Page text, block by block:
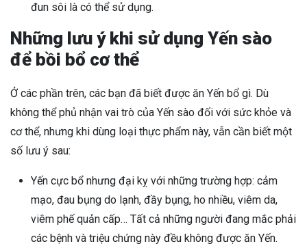
đun sôi là có thể sử dụng.
Những lưu ý khi sử dụng Yến sào
để bồi bổ cơ thể
Ở các phần trên, các bạn đã biết được ăn Yến bổ gì. Dù
không thể phủ nhận vai trò của Yến sào đối với sức khỏe và
cơ thể, nhưng khi dùng loại thực phẩm này, vẫn cần biết một
số lưu ý sau:
Yến cực bổ nhưng đại kỵ với những trường hợp: cảm
mạo, đau bụng do lạnh, đầy bụng, ho nhiều, viêm da,
viêm phế quản cấp… Tất cả những người đang mắc phải
các bệnh và triệu chứng này đều không được ăn Yến.